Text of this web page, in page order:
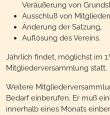
Veräußerung von
Ausschluß von
Änderung der Satzung,
Auflösung des Vereins.
Jährlich findet, möglichst im
Mitgliederversammlung statt.
Weitere
Bedarf einberufen. Er muß
innerhalb eines Monats